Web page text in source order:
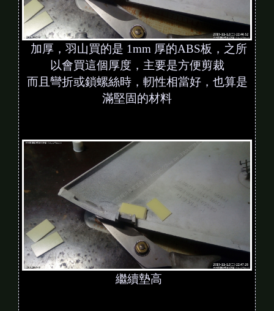
加厚，羽山買的是 1mm 厚的ABS板，之所
以會買這個厚度，主要是方便剪裁
而且彎折或鎖螺絲時，軔性相當好，也算是
滿堅固的材料
繼續墊高